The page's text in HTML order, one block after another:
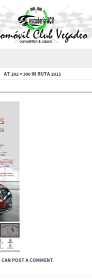
AT202 × 300IN RUTA 2015
CAN POST A COMMENT.